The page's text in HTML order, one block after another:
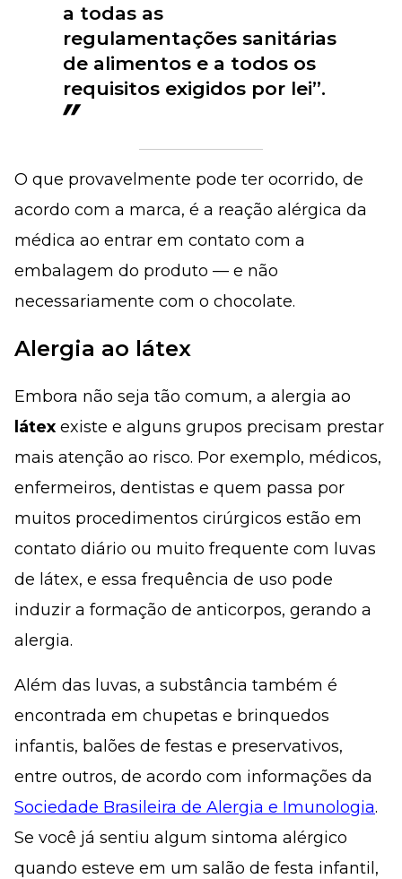
a todas as
regulamentações sanitárias
de alimentos e a todos os
requisitos exigidos por lei”.
O que provavelmente pode ter ocorrido, de
acordo com a marca, é a reação alérgica da
médica ao entrar em contato com a
embalagem do produto — e não
necessariamente com o chocolate.
Alergia ao látex
Embora não seja tão comum, a alergia ao
látex existe e alguns grupos precisam prestar
mais atenção ao risco. Por exemplo, médicos,
enfermeiros, dentistas e quem passa por
muitos procedimentos cirúrgicos estão em
contato diário ou muito frequente com luvas
de látex, e essa frequência de uso pode
induzir a formação de anticorpos, gerando a
alergia.
Além das luvas, a substância também é
encontrada em chupetas e brinquedos
infantis, balões de festas e preservativos,
entre outros, de acordo com informações da
Sociedade Brasileira de Alergia e Imunologia.
Se você já sentiu algum sintoma alérgico
quando esteve em um salão de festa infantil,